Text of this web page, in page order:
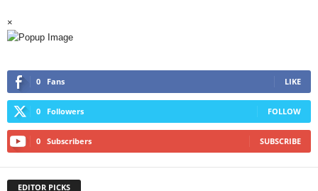
×
0 Fans LIKE
0 Followers FOLLOW
0 Subscribers SUBSCRIBE
EDITOR PICKS